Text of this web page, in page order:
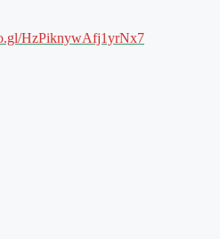
HzPiknywAfj1yrNx7